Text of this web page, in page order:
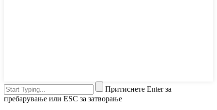
Притиснете Enter за
пребарување или ESC за затворање